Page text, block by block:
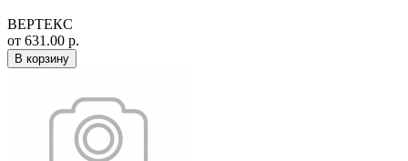
ВЕРТЕКС
от 631.00 р.
В корзину